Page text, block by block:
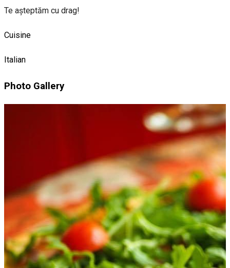
Te așteptăm cu drag!
Cuisine
Italian
Photo Gallery